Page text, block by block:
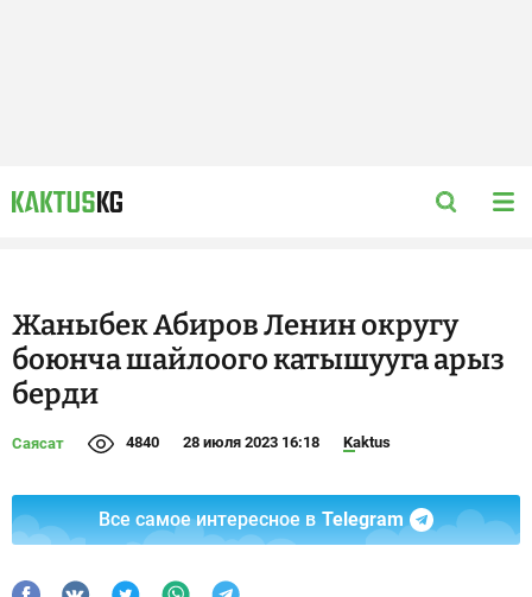
Жаныбек Абиров Ленин округу
боюнча шайлоого катышууга арыз
берди
Саясат 4840 28 июля 2023 16:18 Kaktus
Все самое интересное в Telegram